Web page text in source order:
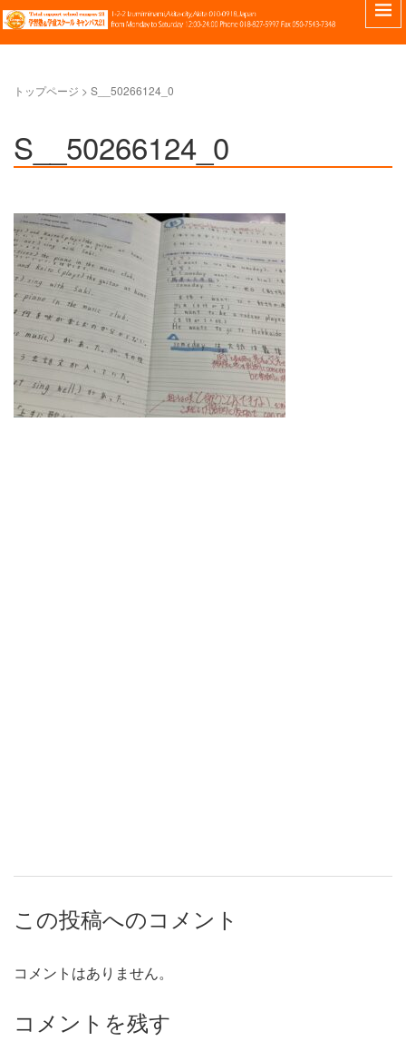
トップページ > S__50266124_0
S__50266124_0
この投稿へのコメント
コメントはありません。
コメントを残す